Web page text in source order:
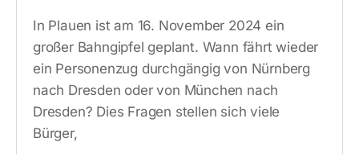
In Plauen ist am 16. November 2024 ein
großer Bahngipfel geplant. Wann fährt wieder
ein Personenzug durchgängig von Nürnberg
nach Dresden oder von München nach
Dresden? Dies Fragen stellen sich viele
Bürger,